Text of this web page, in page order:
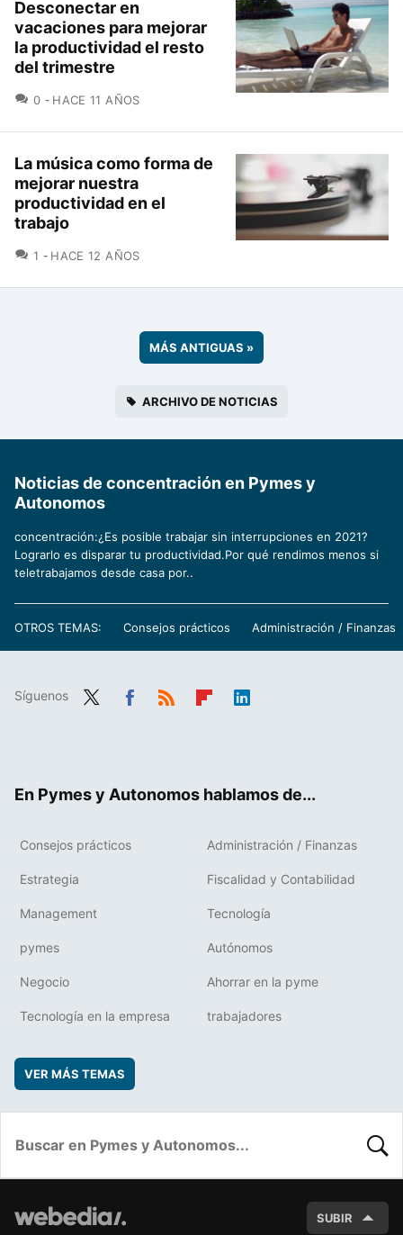
Desconectar en
vacaciones para mejorar
la productividad el resto
del trimestre
0 COMENTARIOS
HACE 11 AÑOS
La música como forma de
mejorar nuestra
productividad en el
trabajo
1 COMENTARIOS
HACE 12 AÑOS
MÁS ANTIGUAS »
ARCHIVO DE NOTICIAS
Noticias de concentración en Pymes y
Autonomos
concentración:¿Es posible trabajar sin interrupciones en 2021?
Lograrlo es disparar tu productividad.Por qué rendimos menos si
teletrabajamos desde casa por..
OTROS TEMAS: Consejos prácticos Administración / Finanzas
Síguenos
En Pymes y Autonomos hablamos de...
Consejos prácticos Administración / Finanzas
Estrategia Fiscalidad y Contabilidad
Management Tecnología
pymes Autónomos
Negocio Ahorrar en la pyme
Tecnología en la empresa trabajadores
VER MÁS TEMAS
SUBIR